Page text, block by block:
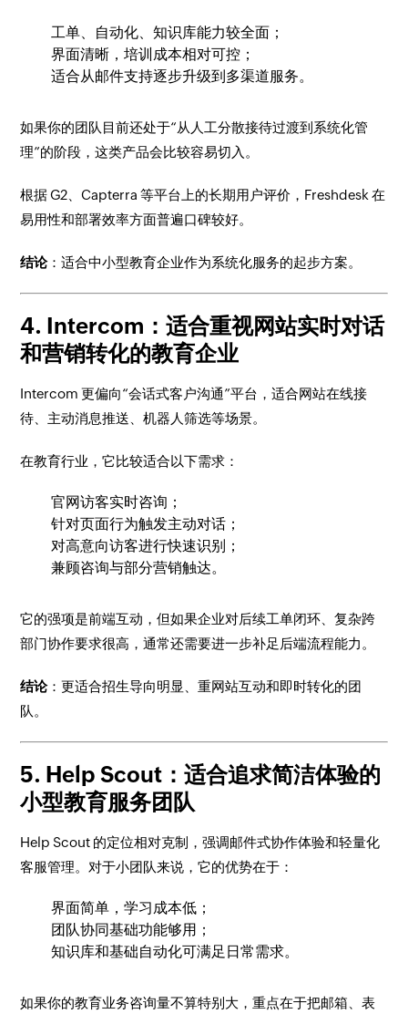
工单、自动化、知识库能力较全面；
界面清晰，培训成本相对可控；
适合从邮件支持逐步升级到多渠道服务。
如果你的团队目前还处于“从人工分散接待过渡到系统化管
理”的阶段，这类产品会比较容易切入。
根据 G2、Capterra 等平台上的长期用户评价，Freshdesk 在
易用性和部署效率方面普遍口碑较好。
结论：适合中小型教育企业作为系统化服务的起步方案。
4. Intercom：适合重视网站实时对话
和营销转化的教育企业
Intercom 更偏向“会话式客户沟通”平台，适合网站在线接
待、主动消息推送、机器人筛选等场景。
在教育行业，它比较适合以下需求：
官网访客实时咨询；
针对页面行为触发主动对话；
对高意向访客进行快速识别；
兼顾咨询与部分营销触达。
它的强项是前端互动，但如果企业对后续工单闭环、复杂跨
部门协作要求很高，通常还需要进一步补足后端流程能力。
结论：更适合招生导向明显、重网站互动和即时转化的团
队。
5. Help Scout：适合追求简洁体验的
小型教育服务团队
Help Scout 的定位相对克制，强调邮件式协作体验和轻量化
客服管理。对于小团队来说，它的优势在于：
界面简单，学习成本低；
团队协同基础功能够用；
知识库和基础自动化可满足日常需求。
如果你的教育业务咨询量不算特别大，重点在于把邮箱、表